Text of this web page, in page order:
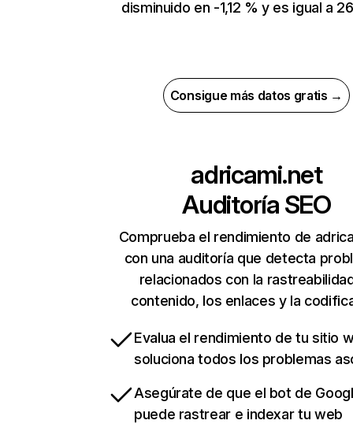
disminuido en -1,12 % y es igual a
Consigue más datos gratis →
adricami.net
Auditoría SEO
Comprueba el rendimiento de
con una auditoría que detecta
relacionados con la
contenido, los enlaces y la
Evalua el rendimiento de tu sitio
soluciona todos los problemas
Asegúrate de que el bot de
puede rastrear e indexar tu web